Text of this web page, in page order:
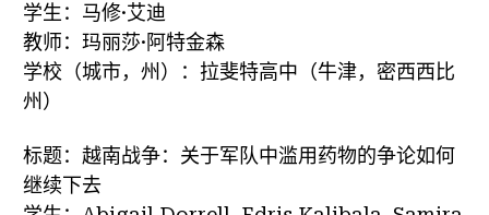
学生：马修·艾迪
教师：玛丽莎·阿特金森
学校（城市，州）：拉斐特高中（牛津，密西西比
州）
标题：越南战争：关于军队中滥用药物的争论如何
继续下去